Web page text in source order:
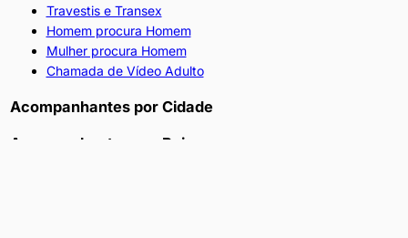
Travestis e Transex
Homem procura Homem
Mulher procura Homem
Chamada de Vídeo Adulto
Acompanhantes por Cidade
Acompanhantes por Bairro